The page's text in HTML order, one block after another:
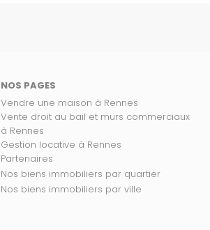
NOS PAGES
Vendre une maison à Rennes
Vente droit au bail et murs commerciaux
à Rennes
Gestion locative à Rennes
Partenaires
Nos biens immobiliers par quartier
Nos biens immobiliers par ville